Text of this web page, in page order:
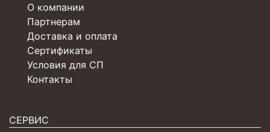
О компании
Партнерам
Доставка и оплата
Сертификаты
Условия для СП
Контакты
СЕРВИС